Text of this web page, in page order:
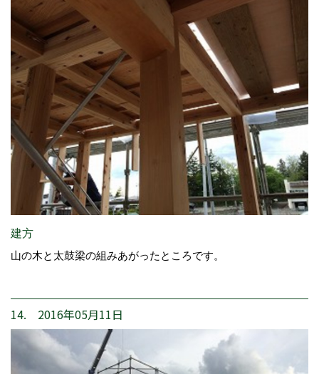
建方
山の木と太鼓梁の組みあがったところです。
14. 2016年05月11日